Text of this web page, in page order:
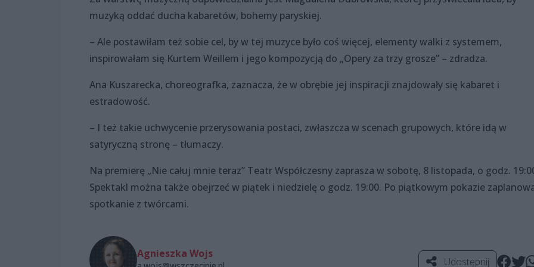
muzyką oddać ducha kabaretów, bohemy paryskiej.
– Ale postawiłam też sobie cel, by w tej muzyce było coś więcej, elementy walki z systemem,
inspirowałam się Kurtem Weillem i jego kompozycją do „Opery za trzy grosze” – zdradza.
Ana Kuszarecka, choreografka, zaznacza, że w obrębie jej inspiracji znajdowały się kabaret i
estradowość.
– I też takie uchwycenie przerysowania postaci, zwłaszcza w scenach grupowych, które idą w
satyryczną stronę – tłumaczy.
Na premierę „Nie całuj mnie teraz” Teatr Współczesny zaprasza w sobotę, 8 listopada, o godz.
Spektakl można także obejrzeć w piątek i niedzielę o godz. 19:00. Po piątkowym pokazie
spotkanie z twórcami.
Agnieszka Wojs
Udostępnij